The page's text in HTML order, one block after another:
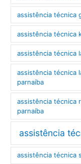
assistência técnica
assistência técnica
assistência técnica
assistência técnica
parnaíba
assistência técnica
parnaíba
assistência
assistência técnica